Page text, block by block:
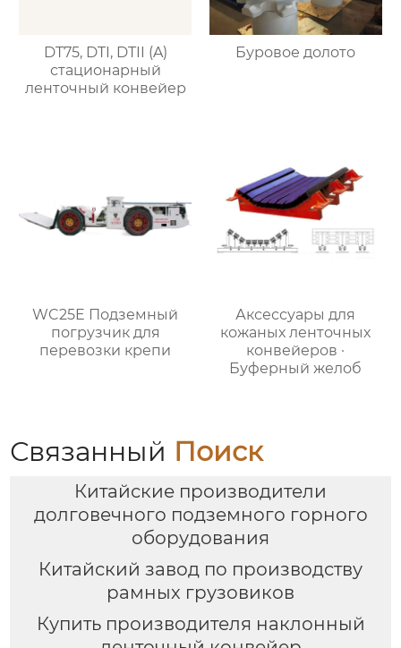
DT75, DTI, DTII (A)
стационарный
ленточный конвейер
Буровое долото
WC25E Подземный
погрузчик для
перевозки крепи
Аксессуары для
кожаных ленточных
конвейеров ·
Буферный желоб
Связанный Поиск
Китайские производители
долговечного подземного горного
оборудования
Китайский завод по производству
рамных грузовиков
Купить производителя наклонный